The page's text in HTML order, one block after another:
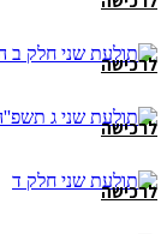
לרכישה
לרכישה
לרכישה